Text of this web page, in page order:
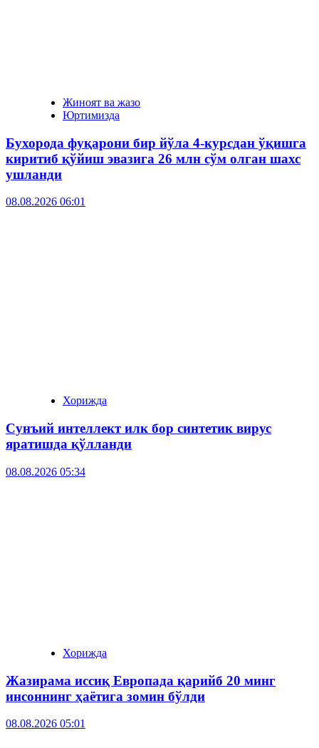
Жиноят ва жазо
Юртимизда
Бухорода фуқарони бир йўла 4-курсдан ўқишга
киритиб қўйиш эвазига 26 млн сўм олган шахс
ушланди
08.08.2026 06:01
Хорижда
Сунъий интеллект илк бор синтетик вирус
яратишда қўлланди
08.08.2026 05:34
Хорижда
Жазирама иссиқ Европада қарийб 20 минг
инсоннинг ҳаётига зомин бўлди
08.08.2026 05:01